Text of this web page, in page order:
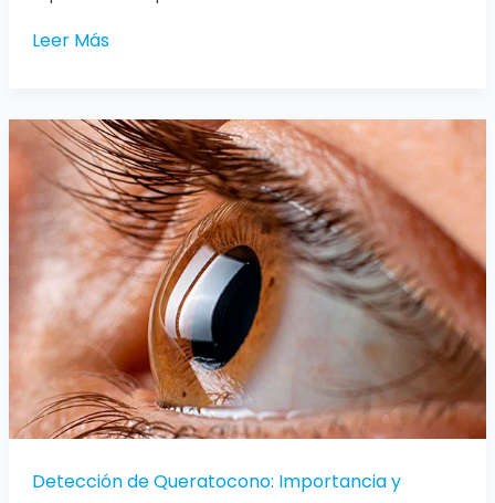
Leer Más
Detección de Queratocono: Importancia y
Detección
de
Queratocono:
Importancia
Métodos
Utilizados